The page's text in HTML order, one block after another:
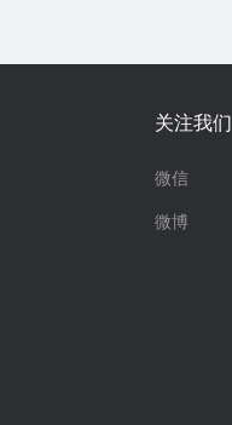
关注我们
微信
微博